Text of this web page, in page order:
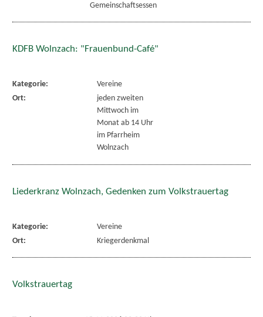
Gemeinschaftsessen
KDFB Wolnzach: "Frauenbund-Café"
Kategorie:
Vereine
Ort:
jeden zweiten
Mittwoch im
Monat ab 14 Uhr
im Pfarrheim
Wolnzach
Liederkranz Wolnzach, Gedenken zum Volkstrauertag
Kategorie:
Vereine
Ort:
Kriegerdenkmal
Volkstrauertag